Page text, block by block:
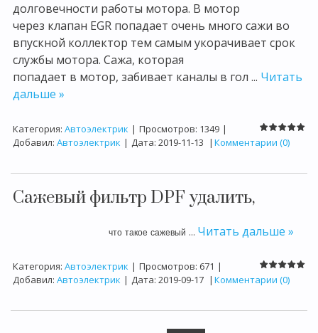
долговечности работы мотора. В мотор
через клапан EGR попадает очень много сажи во
впускной коллектор тем самым укорачивает срок
службы мотора. Сажа, которая
попадает в мотор, забивает каналы в гол ... Читать
дальше »
Категория: Автоэлектрик | Просмотров: 1349 |
Добавил: Автоэлектрик | Дата: 2019-11-13 | Комментарии (0)
Сажевый фильтр DPF удалить,
что такое сажевый ... Читать дальше »
Категория: Автоэлектрик | Просмотров: 671 |
Добавил: Автоэлектрик | Дата: 2019-09-17 | Комментарии (0)